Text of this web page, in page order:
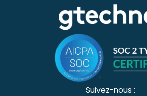
Suivez-nous :